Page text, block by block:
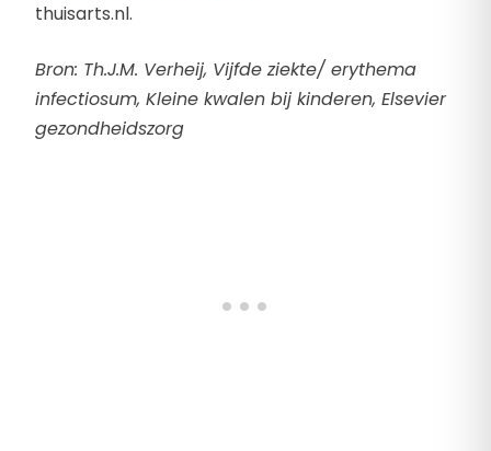
thuisarts.nl.
Bron: Th.J.M. Verheij, Vijfde ziekte/ erythema
infectiosum, Kleine kwalen bij kinderen, Elsevier
gezondheidszorg